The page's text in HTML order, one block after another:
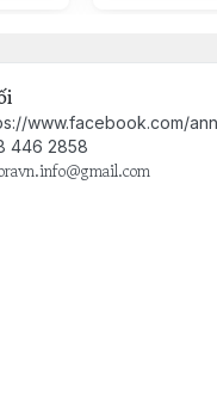
www.facebook.com/
446 2858